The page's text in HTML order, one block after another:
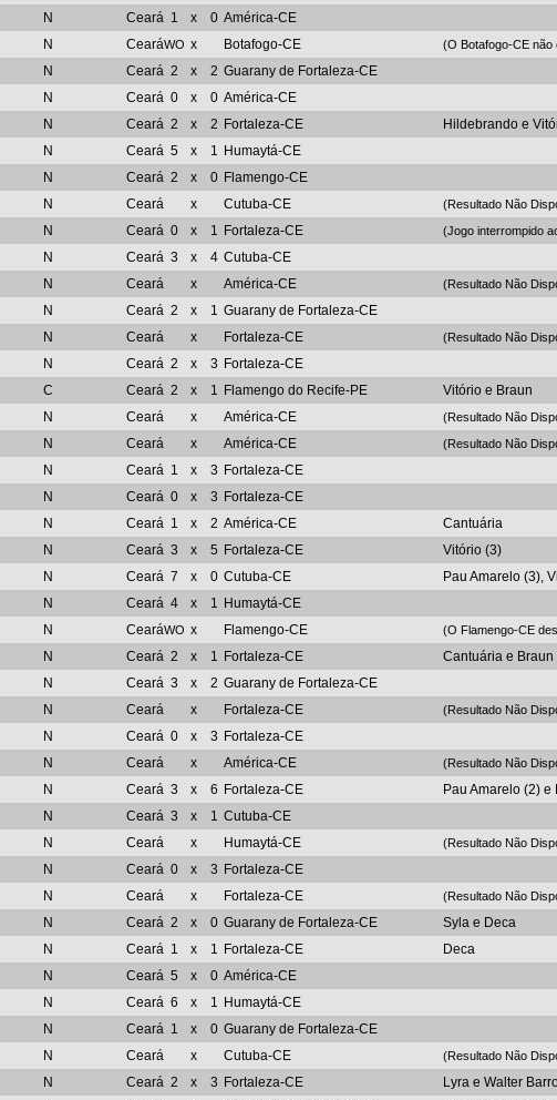
N Ceará 1 x 0 América-CE
N CearáWO x Botafogo-CE (O Botafogo-CE não
N Ceará 2 x 2 Guarany de Fortaleza-CE
N Ceará 0 x 0 América-CE
N Ceará 2 x 2 Fortaleza-CE
Hildebrando e
N Ceará 5 x 1 Humaytá-CE
N Ceará 2 x 0 Flamengo-CE
N Ceará x Cutuba-CE (Resultado Não
N Ceará 0 x 1 Fortaleza-CE (Jogo interrompido
N Ceará 3 x 4 Cutuba-CE
N Ceará x América-CE (Resultado Não
N Ceará 2 x 1 Guarany de Fortaleza-CE
N Ceará x Fortaleza-CE (Resultado Não
N Ceará 2 x 3 Fortaleza-CE
C Ceará 2 x 1 Flamengo do Recife-PE
Vitório e Braun
N Ceará x América-CE (Resultado Não
N Ceará x América-CE (Resultado Não
N Ceará 1 x 3 Fortaleza-CE
N Ceará 0 x 3 Fortaleza-CE
N Ceará 1 x 2 América-CE
Cantuária
N Ceará 3 x 5 Fortaleza-CE
Vitório (3)
N Ceará 7 x 0 Cutuba-CE
Pau Amarelo (3),
N Ceará 4 x 1 Humaytá-CE
N CearáWO x Flamengo-CE (O Flamengo-CE
N Ceará 2 x 1 Fortaleza-CE
Cantuária e Braun
N Ceará 3 x 2 Guarany de Fortaleza-CE
N Ceará x Fortaleza-CE (Resultado Não
N Ceará 0 x 3 Fortaleza-CE
N Ceará x América-CE (Resultado Não
N Ceará 3 x 6 Fortaleza-CE
Pau Amarelo (2) e
N Ceará 3 x 1 Cutuba-CE
N Ceará x Humaytá-CE (Resultado Não
N Ceará 0 x 3 Fortaleza-CE
N Ceará x Fortaleza-CE (Resultado Não
N Ceará 2 x 0 Guarany de Fortaleza-CE
Syla e Deca
N Ceará 1 x 1 Fortaleza-CE
Deca
N Ceará 5 x 0 América-CE
N Ceará 6 x 1 Humaytá-CE
N Ceará 1 x 0 Guarany de Fortaleza-CE
N Ceará x Cutuba-CE (Resultado Não
N Ceará 2 x 3 Fortaleza-CE
Lyra e Walter